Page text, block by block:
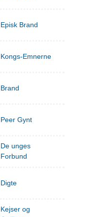
Episk Brand
Kongs-Emnerne
Brand
Peer Gynt
De unges
Forbund
Digte
Kejser og